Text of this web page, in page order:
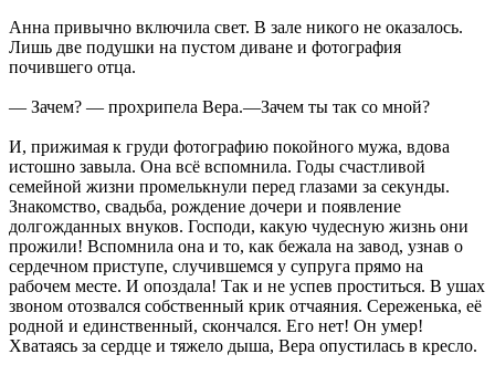
Анна привычно включила свет. В зале никого не оказалось.
Лишь две подушки на пустом диване и фотография
почившего отца.
— Зачем? — прохрипела Вера.—Зачем ты так со мной?
И, прижимая к груди фотографию покойного мужа, вдова
истошно завыла. Она всё вспомнила. Годы счастливой
семейной жизни промелькнули перед глазами за секунды.
Знакомство, свадьба, рождение дочери и появление
долгожданных внуков. Господи, какую чудесную жизнь они
прожили! Вспомнила она и то, как бежала на завод, узнав о
сердечном приступе, случившемся у супруга прямо на
рабочем месте. И опоздала! Так и не успев проститься. В ушах
звоном отозвался собственный крик отчаяния. Сереженька, её
родной и единственный, скончался. Его нет! Он умер!
Хватаясь за сердце и тяжело дыша, Вера опустилась в кресло.